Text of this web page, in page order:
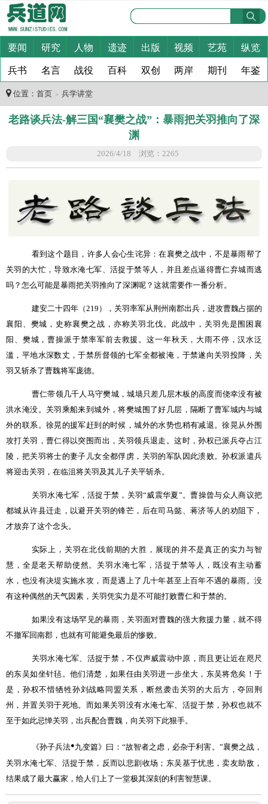
要闻 研究 人物 遗迹 出版 视频 艺苑 纵览
兵书 名言 战役 百科 双创 两岸 期刊 年鉴
位置： 首页 ＞ 兵学讲堂
老路谈兵法-解三国“襄樊之战”：暴雨把关羽推向了深
渊
2026/4/18 浏览：2265
看到这个题目，许多人会心生诧异：在襄樊之战中，不是暴雨帮了
关羽的大忙，导致水淹七军、活捉于禁等人，并且差点逼得曹仁弃城而逃
吗？怎么可能是暴雨把关羽推向了深渊呢？这就需要作一番分析。
建安二十四年（219 ），关羽率军从荆州南郡出兵，进攻曹魏占据的
襄阳、樊城，史称襄樊之战，亦称关羽北伐。此战中，关羽先是围困襄
阳、樊城，曹操派于禁率军前去救援。这一年秋天，大雨不停，汉水泛
滥，平地水深数丈，于禁所督领的七军全都被淹，于禁遂向关羽投降，关
羽又斩杀了曹魏将军庞德。
曹仁带领几千人马守樊城，城墙只差几层木板的高度而侥幸没有被
洪水淹没。关羽乘船来到城外，将樊城围了好几层，隔断了曹军城内与城
外的联系。徐晃的援军赶到的时候，城外的水势也稍有减退。徐晃从外围
攻打关羽，曹仁得以突围而出，关羽领兵退走。这时，孙权已派兵夺占江
陵，把关羽将士的妻子儿女全都俘虏，关羽的军队因此溃败。孙权派遣兵
将迎击关羽，在临沮将关羽及其儿子关平斩杀。
关羽水淹七军，活捉于禁，关羽“威震华夏”。曹操曾与众人商议把
都城从许县迁走，以避开关羽的锋芒，后在司马懿、蒋济等人的劝阻下，
才放弃了这个念头。
实际上，关羽在北伐前期的大胜，展现的并不是真正的实力与智
慧，全是老天帮助使然。关羽水淹七军，活捉于禁等人，既没有主动蓄
水，也没有决堤实施水攻，而是遇上了几十年甚至上百年不遇的暴雨。没
有这种偶然的天气因素，关羽凭实力是不可能打败曹仁和于禁的。
如果没有这场罕见的暴雨，关羽面对曹魏的强大救援力量，就不得
不撤军回南郡，也就有可能避免最后的惨败。
关羽水淹七军、活捉于禁，不仅声威震动中原，而且更让近在咫尺
的东吴如坐针毡。他们清楚，如果任由关羽进一步坐大，东吴将危矣！于
是，孙权不惜牺牲孙刘战略同盟关系，断然袭击关羽的大后方，夺回荆
州，并置关羽于死地。而如果关羽没有水淹七军、活捉于禁，孙权也就不
至于如此忌惮关羽，出兵配合曹魏，向关羽下此狠手。
《孙子兵法●九变篇》曰： “故智者之虑，必杂于利害。 ”襄樊之战，
关羽水淹七军、活捉于禁，反而以悲剧收场；东吴基于忧患，卖友助敌，
结果成了最大赢家，给人们上了一堂极其深刻的利害智慧课。